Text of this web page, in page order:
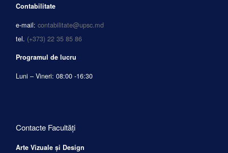
Contabilitate
e-mail: contabilitate@upsc.md
tel. (+373) 22 35 85 86
Programul de lucru
Luni – Vineri: 08:00 -16:30
Contacte Facultăți
Arte Vizuale și Design